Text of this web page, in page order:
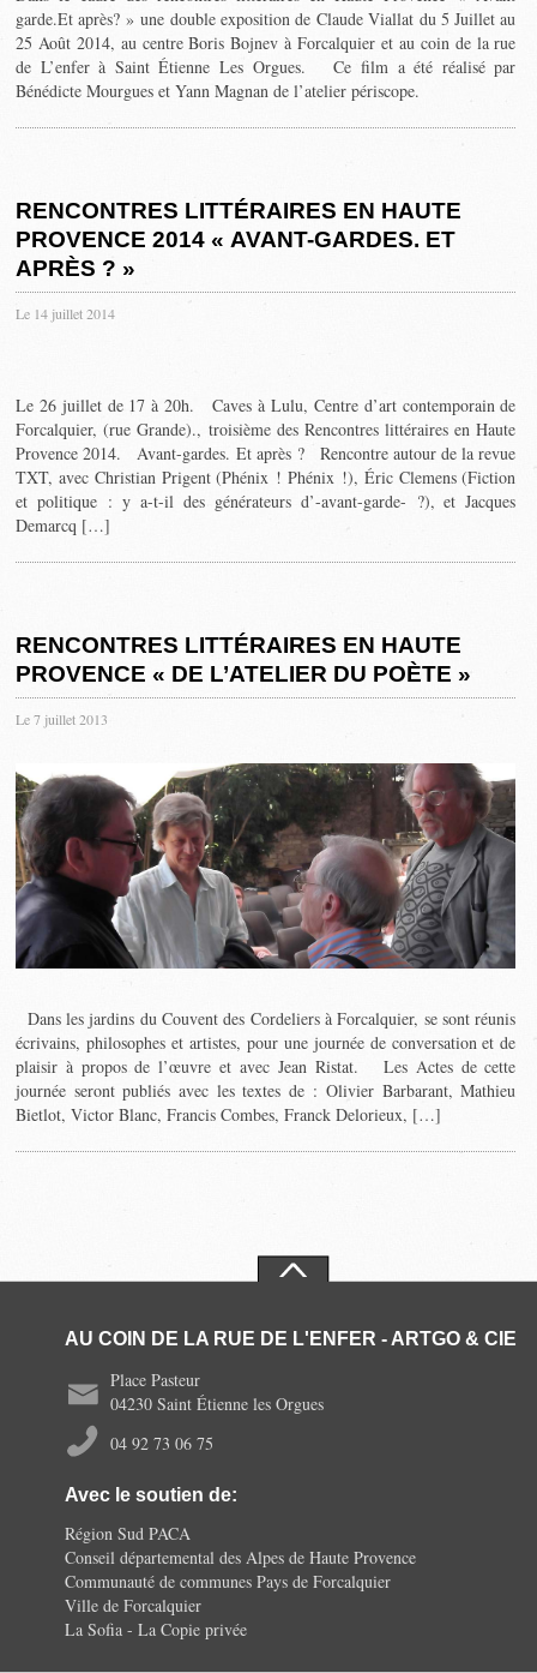
garde.Et après? » une double exposition de Claude Viallat du 5 Juillet au
25 Août 2014, au centre Boris Bojnev à Forcalquier et au coin de la rue
de L’enfer à Saint Étienne Les Orgues. Ce film a été réalisé par
Bénédicte Mourgues et Yann Magnan de l’atelier périscope.
RENCONTRES LITTÉRAIRES EN HAUTE
PROVENCE 2014 « AVANT-GARDES. ET
APRÈS ? »
Le 14 juillet 2014
Le 26 juillet de 17 à 20h. Caves à Lulu, Centre d’art contemporain de
Forcalquier, (rue Grande)., troisième des Rencontres littéraires en Haute
Provence 2014. Avant-gardes. Et après ? Rencontre autour de la revue
TXT, avec Christian Prigent (Phénix ! Phénix !), Éric Clemens (Fiction
et politique : y a-t-il des générateurs d’-avant-garde- ?), et Jacques
Demarcq […]
RENCONTRES LITTÉRAIRES EN HAUTE
PROVENCE « DE L’ATELIER DU POÈTE »
Le 7 juillet 2013
Dans les jardins du Couvent des Cordeliers à Forcalquier, se sont réunis
écrivains, philosophes et artistes, pour une journée de conversation et de
plaisir à propos de l’œuvre et avec Jean Ristat. Les Actes de cette
journée seront publiés avec les textes de : Olivier Barbarant, Mathieu
Bietlot, Victor Blanc, Francis Combes, Franck Delorieux, […]
AU COIN DE LA RUE DE L'ENFER - ARTGO & CIE
Place Pasteur
04230 Saint Étienne les Orgues
04 92 73 06 75
Avec le soutien de:
Région Sud PACA
Conseil départemental des Alpes de Haute Provence
Communauté de communes Pays de Forcalquier
Ville de Forcalquier
La Sofia - La Copie privée